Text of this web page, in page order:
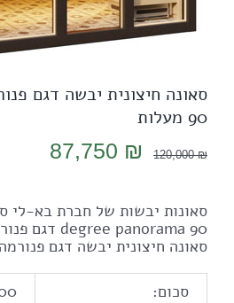
90 מעלות
120,000₪
המחיר
היה:
120,000 ₪.
87,750 ₪
הוא:
₪.
סאונות יבשות של חברת בא-לי
90 degree panorama דגם פנורמה 90 מעלות
סאונה חיצונית יבשה דגם פנורמה 90 מעלות
סכום: